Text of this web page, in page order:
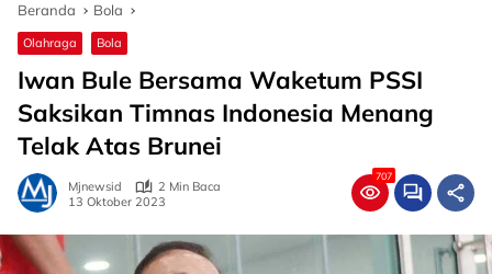
Beranda Bola
Olahraga Bola
Iwan Bule Bersama Waketum PSSI
Saksikan Timnas Indonesia Menang
Telak Atas Brunei
Mjnewsid
2 Min Baca
13 Oktober 2023
707